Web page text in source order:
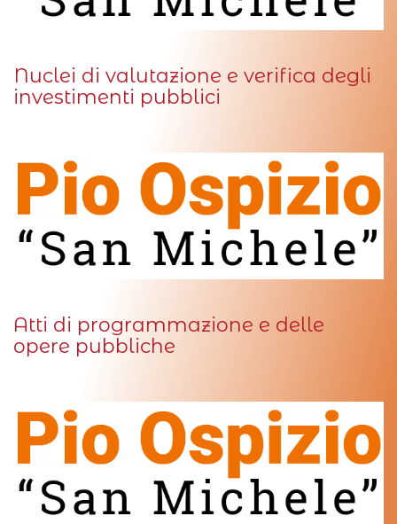
Nuclei di valutazione e verifica degli
investimenti pubblici
Atti di programmazione e delle
opere pubbliche